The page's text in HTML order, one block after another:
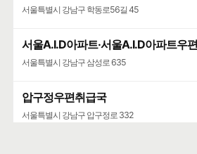
서울특별시 강남구 학동로56길 45
서울A.I.D아파트·서울A.I.D아파트우
서울특별시 강남구 삼성로 635
압구정우편취급국
서울특별시 강남구 압구정로 332